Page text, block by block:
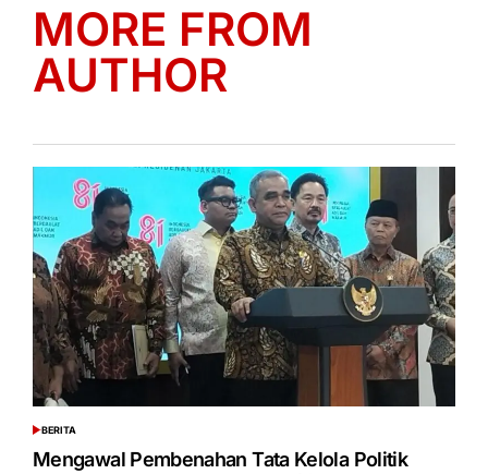
MORE FROM
AUTHOR
POSTED
IN
BERITA
Mengawal Pembenahan Tata Kelola Politik